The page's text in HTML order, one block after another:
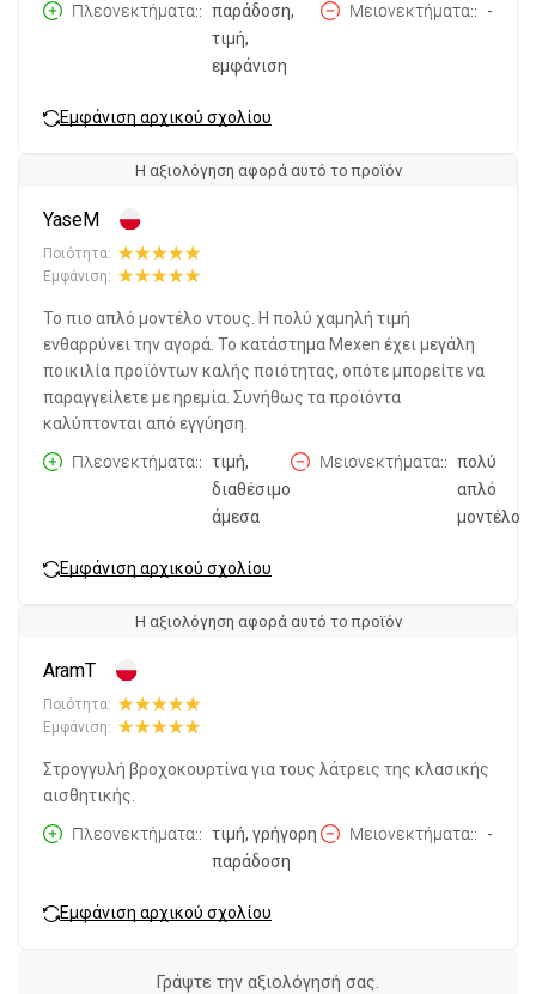
Πλεονεκτήματα:
παράδοση,
τιμή,
εμφάνιση
Μειονεκτήματα: -
Εμφάνιση αρχικού σχολίου
Η αξιολόγηση αφορά αυτό το προϊόν
YaseM
Ποιότητα:
Εμφάνιση:
Το πιο απλό μοντέλο ντους. Η πολύ χαμηλή τιμή
ενθαρρύνει την αγορά. Το κατάστημα Mexen έχει μεγάλη
ποικιλία προϊόντων καλής ποιότητας, οπότε μπορείτε να
παραγγείλετε με ηρεμία. Συνήθως τα προϊόντα
καλύπτονται από εγγύηση.
Πλεονεκτήματα:
τιμή,
διαθέσιμο
άμεσα
Μειονεκτήματα:
πολύ
απλό
μοντέλο
Εμφάνιση αρχικού σχολίου
Η αξιολόγηση αφορά αυτό το προϊόν
AramT
Ποιότητα:
Εμφάνιση:
Στρογγυλή βροχοκουρτίνα για τους λάτρεις της κλασικής
αισθητικής.
Πλεονεκτήματα:
τιμή, γρήγορη
παράδοση
Μειονεκτήματα: -
Εμφάνιση αρχικού σχολίου
Γράψτε την αξιολόγησή σας.